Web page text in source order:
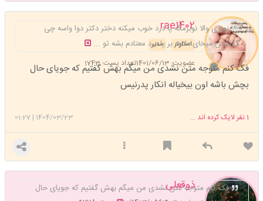
rae1402
مدیر استارتر
عضویت: 1401/06/13 تعداد پست: 1743
نوبری والا نوبرمگه پا درد خوب میکنه دختر دکتر دوا واسه چی
گذاشتن میخای علاوه بر پا درد معتادم بشه تو ...
فک کنم متوجه متن نشدی من میگم بهش گفتیم که جویای حال
بچش باشه اون بیخیاله انکار پدرنیس
1404/03/23
|
01:27 1نفر لایک کرده اند ...
ذوقعلی
فک کنم متوجه متن نشدی من میگم بهش گفتیم که جویای حال